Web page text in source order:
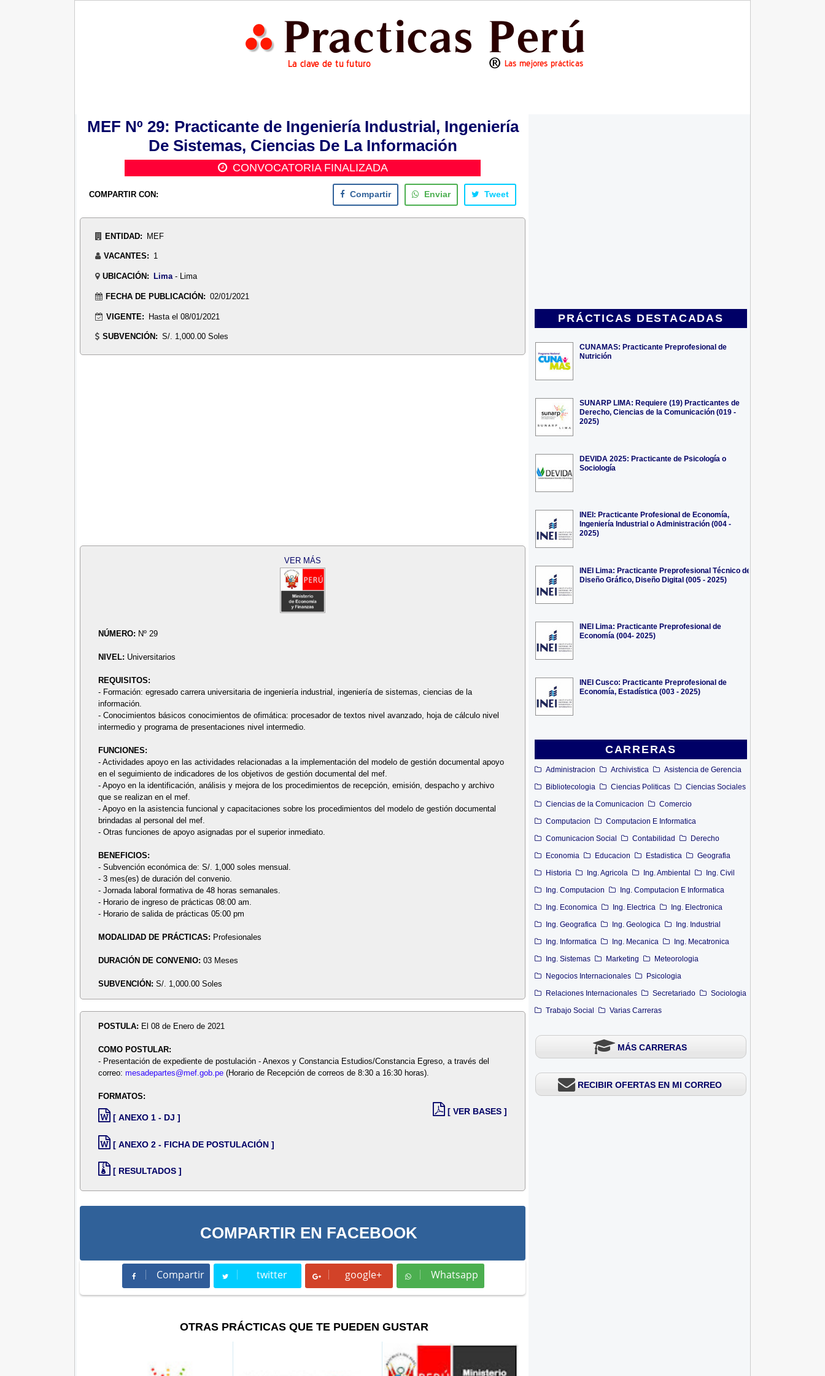
PRÁCTICAS DESTACADAS
CUNAMAS: Practicante Preprofesional de
Nutrición
SUNARP LIMA: Requiere (19) Practicantes de
Derecho, Ciencias de la Comunicación (019 -
2025)
DEVIDA 2025: Practicante de Psicología o
Sociología
INEI: Practicante Profesional de Economía,
Ingeniería Industrial o Administración (004 -
2025)
INEI Lima: Practicante Preprofesional Técnico de
Diseño Gráfico, Diseño Digital (005 - 2025)
INEI Lima: Practicante Preprofesional de
Economía (004- 2025)
INEI Cusco: Practicante Preprofesional de
Economía, Estadística (003 - 2025)
CARRERAS
Administracion Archivistica
Asistencia de Gerencia
Bibliotecologia
Ciencias Politicas
Ciencias Sociales
Ciencias de la Comunicacion
Comercio
Computacion
Computacion E Informatica
Comunicacion Social
Contabilidad
Derecho
Economia
Educacion Estadistica
Geografia
Historia
Ing. Agricola Ing. Ambiental
Ing. Civil
Ing. Computacion
Ing. Computacion E Informatica
Ing. Economica
Ing. Electrica
Ing. Electronica
Ing. Geografica
Ing. Geologica
Ing. Industrial
Ing. Informatica
Ing. Mecanica
Ing. Mecatronica
Ing. Sistemas
Marketing
Meteorologia
Negocios Internacionales
Psicologia
Relaciones Internacionales
Secretariado
Sociologia
Trabajo Social
Varias Carreras
MÁS CARRERAS
RECIBIR OFERTAS EN MI CORREO
MEF Nº 29: Practicante de Ingeniería Industrial, Ingeniería
De Sistemas, Ciencias De La Información
CONVOCATORIA FINALIZADA
COMPARTIR CON: Compartir Enviar Tweet
ENTIDAD: MEF
VACANTES: 1
UBICACIÓN: Lima- Lima
FECHA DE PUBLICACIÓN: 02/01/2021
VIGENTE: Hasta el 08/01/2021
SUBVENCIÓN: S/. 1,000.00 Soles
VER MÁS
NÚMERO: Nº 29
NIVEL: Universitarios
REQUISITOS:
- Formación: egresado carrera universitaria de ingeniería industrial, ingeniería de sistemas, ciencias de la
información.
- Conocimientos básicos conocimientos de ofimática: procesador de textos nivel avanzado, hoja de cálculo nivel
intermedio y programa de presentaciones nivel intermedio.
FUNCIONES:
- Actividades apoyo en las actividades relacionadas a la implementación del modelo de gestión documental apoyo
en el seguimiento de indicadores de los objetivos de gestión documental del mef.
- Apoyo en la identificación, análisis y mejora de los procedimientos de recepción, emisión, despacho y archivo
que se realizan en el mef.
- Apoyo en la asistencia funcional y capacitaciones sobre los procedimientos del modelo de gestión documental
brindadas al personal del mef.
- Otras funciones de apoyo asignadas por el superior inmediato.
BENEFICIOS:
- Subvención económica de: S/. 1,000 soles mensual.
- 3 mes(es) de duración del convenio.
- Jornada laboral formativa de 48 horas semanales.
- Horario de ingreso de prácticas 08:00 am.
- Horario de salida de prácticas 05:00 pm
MODALIDAD DE PRÁCTICAS: Profesionales
DURACIÓN DE CONVENIO:03 Meses
SUBVENCIÓN:S/. 1,000.00 Soles
POSTULA: El 08 de Enero de 2021
COMO POSTULAR:
- Presentación de expediente de postulación - Anexos y Constancia Estudios/Constancia Egreso, a través del
correo:mesadepartes@mef.gob.pe (Horario de Recepción de correos de 8:30 a 16:30 horas).
FORMATOS:
[ ANEXO 1 - DJ ]
[ ANEXO 2 - FICHA DE POSTULACIÓN ]
[ RESULTADOS ]
[ VER BASES ]
COMPARTIR EN FACEBOOK
Compartir
Compartir twitter
Tweet google+ Whatsapp
Whatsapp
OTRAS PRÁCTICAS QUE TE PUEDEN GUSTAR